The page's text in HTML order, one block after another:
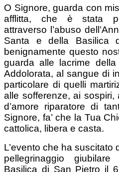
O Signore, guarda con
afflitta, che è stata
attraverso l’abuso
Santa e della Basilica
benignamente questo
guarda alle lacrime
Addolorata, al sangue di
particolare di quelli
alle sofferenze, ai sospiri,
d’amore riparatore di
Signore, fa’ che la Tua
cattolica, libera e casta.
L’evento che ha suscitato
pellegrinaggio
Basilica di San Pietro il